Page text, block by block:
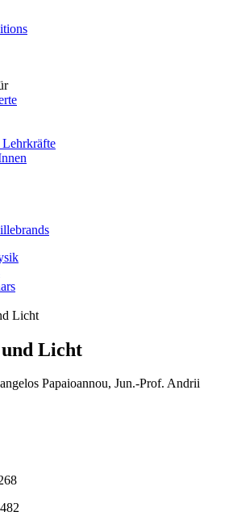
Licht
Licht
Papaioannou, Jun.-Prof. Andrii